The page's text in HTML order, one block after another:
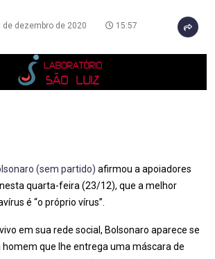
de dezembro de 2020 15:57
(sem partido) afirmou a apoiadores
quarta-feira (23/12), que a melhor
é “o próprio vírus”.
em sua rede social, Bolsonaro aparece se
que lhe entrega uma máscara de